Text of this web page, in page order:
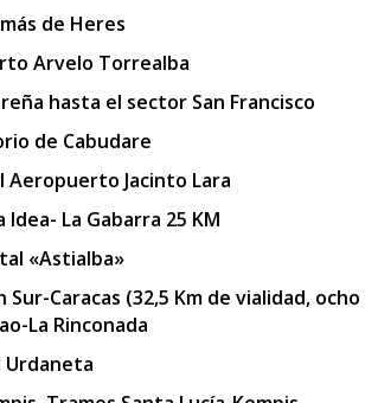
de Heres
Arvelo Torrealba
hasta el sector San Francisco
de Cabudare
Aeropuerto Jacinto Lara
La Gabarra 25 KM
«Astialba»
Caracas (32,5 Km de vialidad,
La Rinconada
Urdaneta